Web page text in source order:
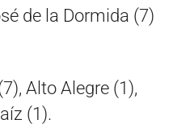
de la Dormida (7)
Alto Alegre (1),
(1).